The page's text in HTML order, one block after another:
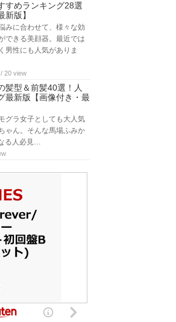
すめランキング28選
新版】
みに合わせて、様々な効
できる美顔器。最近では
男性にも人気がありま
/ 20 view
髪型＆前髪40選！人
最新版【画像付き・最
グラ女子としても大人気
ゃん。そんな馬場ふみか
る人必見…